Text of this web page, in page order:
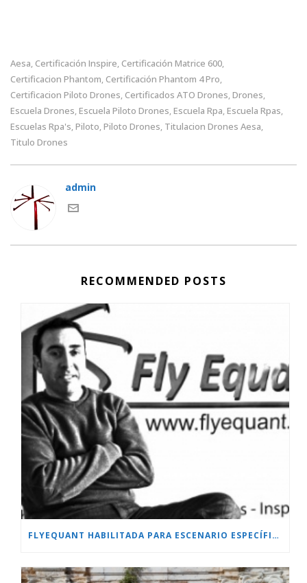
Aesa, Certificación Inspire, Certificación Matrice 600,
Certificacion Phantom, Certificación Phantom 4 Pro,
Certificacion Piloto Drones, Certificados ATO Drones, Drones,
Escuela Drones, Escuela Piloto Drones, Escuela Rpa, Escuela Rpas,
Escuelas Rpa's, Piloto, Piloto Drones, Titulacion Drones Aesa,
Titulo Drones
admin
RECOMMENDED POSTS
FLYEQUANT HABILITADA PARA ESCENARIO ESPECÍFICO.